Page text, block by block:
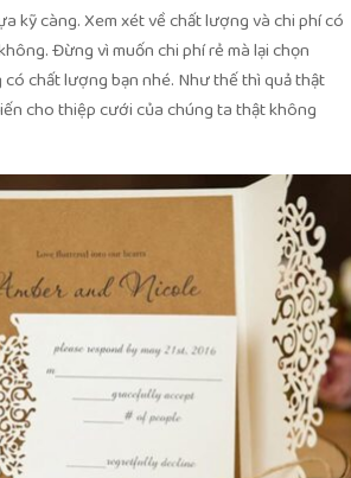
kỹ càng. Xem xét về chất lượng và chi phí có
Đừng vì muốn chi phí rẻ mà lại chọn
chất lượng bạn nhé. Như thế thì quả thật
cho thiệp cưới của chúng ta thật không